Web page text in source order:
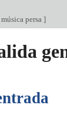
persa ]